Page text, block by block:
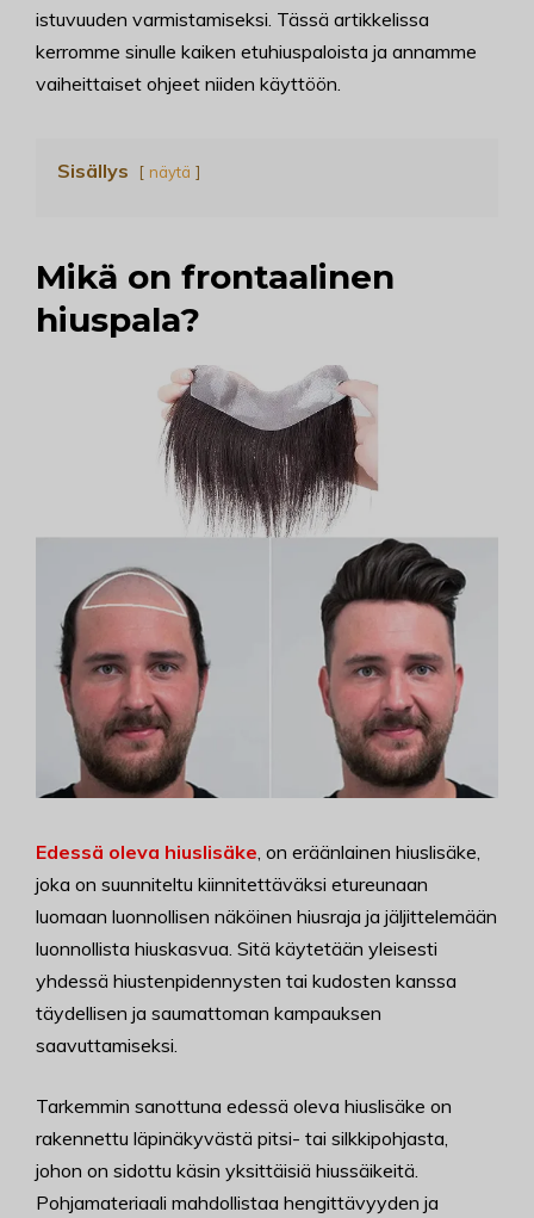
istuvuuden varmistamiseksi. Tässä artikkelissa
kerromme sinulle kaiken etuhiuspaloista ja annamme
vaiheittaiset ohjeet niiden käyttöön.
Sisällys näytä
Mikä on frontaalinen
hiuspala?
Edessä oleva hiuslisäke, on eräänlainen hiuslisäke,
joka on suunniteltu kiinnitettäväksi etureunaan
luomaan luonnollisen näköinen hiusraja ja jäljittelemään
luonnollista hiuskasvua. Sitä käytetään yleisesti
yhdessä hiustenpidennysten tai kudosten kanssa
täydellisen ja saumattoman kampauksen
saavuttamiseksi.
Tarkemmin sanottuna edessä oleva hiuslisäke on
rakennettu läpinäkyvästä pitsi- tai silkkipohjasta,
johon on sidottu käsin yksittäisiä hiussäikeitä.
Pohjamateriaali mahdollistaa hengittävyyden ja